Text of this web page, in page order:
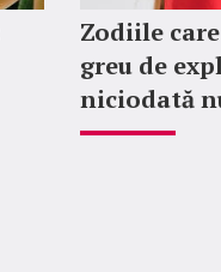
Zodiile
greu de
niciodată